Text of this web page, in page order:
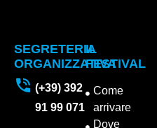
SEGRETERIA
ORGANIZZATIVA
(+39) 392
91 99 071
IL
FESTIVAL
Come
arrivare
Dove